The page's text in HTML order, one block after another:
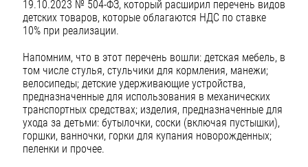
19.10.2023 № 504-ФЗ, который расширил перечень видов
детских товаров, которые облагаются НДС по ставке
10% при реализации.
Напомним, что в этот перечень вошли: детская мебель, в
том числе стулья, стульчики для кормления, манежи;
велосипеды; детские удерживающие устройства,
предназначенные для использования в механических
транспортных средствах; изделия, предназначенные для
ухода за детьми: бутылочки, соски (включая пустышки),
горшки, ванночки, горки для купания новорожденных;
пеленки и прочее.